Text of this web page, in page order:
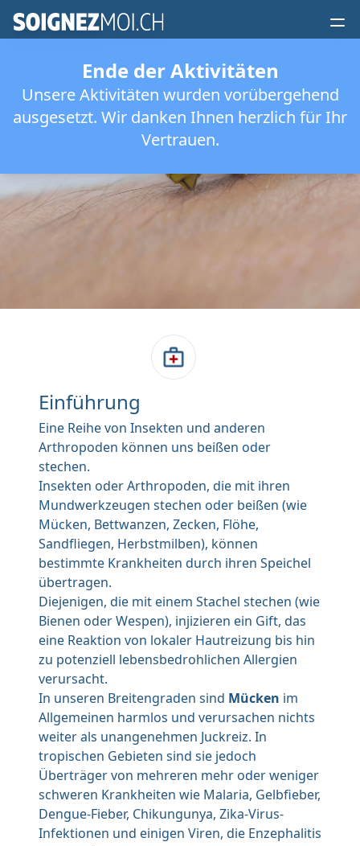
Insektenstich
Einführung
Eine Reihe von Insekten und anderen
Arthropoden können uns beißen oder
stechen.
Insekten oder Arthropoden, die mit ihren
Mundwerkzeugen stechen oder beißen (wie
Mücken, Bettwanzen, Zecken, Flöhe,
Sandfliegen, Herbstmilben), können
bestimmte Krankheiten durch ihren Speichel
übertragen.
Diejenigen, die mit einem Stachel stechen (wie
Bienen oder Wespen), injizieren ein Gift, das
eine Reaktion von lokaler Hautreizung bis hin
zu potenziell lebensbedrohlichen Allergien
verursacht.
In unseren Breitengraden sind Mücken im
Allgemeinen harmlos und verursachen nichts
weiter als unangenehmen Juckreiz. In
tropischen Gebieten sind sie jedoch
Überträger von mehreren mehr oder weniger
schweren Krankheiten wie Malaria, Gelbfieber,
Dengue-Fieber, Chikungunya, Zika-Virus-
Infektionen und einigen Viren, die Enzephalitis
Ende der Aktivitäten
Unsere Aktivitäten wurden vorübergehend
ausgesetzt. Wir danken Ihnen herzlich für Ihr
Vertrauen.